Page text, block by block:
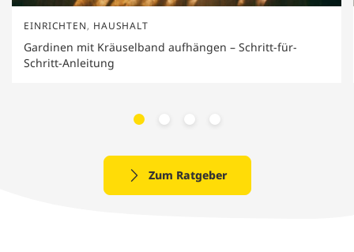
Gardinen mit Kräuselband aufhängen – Schritt-für-
Schritt-Anleitung
EINRICHTEN, HAUSHALT
Zum Ratgeber